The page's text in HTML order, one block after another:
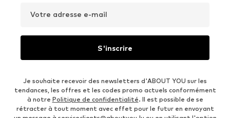
Votre adresse e-mail
S'inscrire
Je souhaite recevoir des newsletters d'ABOUT YOU sur les
tendances, les offres et les codes promo actuels conformément
à notre Politique de confidentialité. Il est possible de se
rétracter à tout moment avec effet pour le futur en envoyant